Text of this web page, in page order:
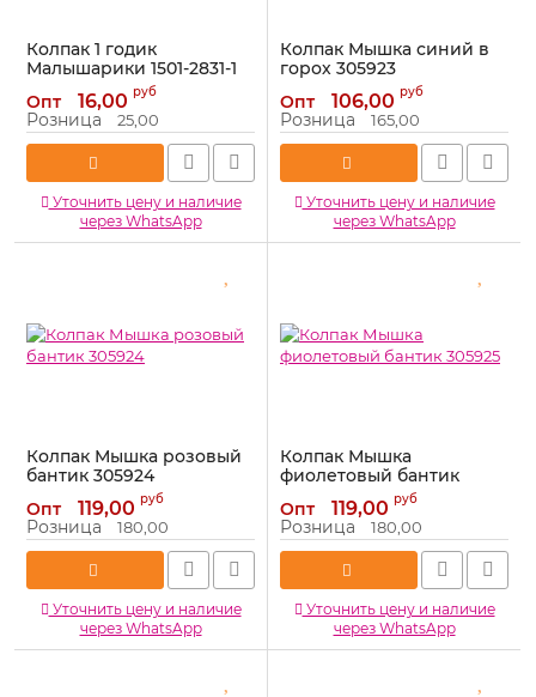
Колпак 1 годик
Малышарики 1501-2831-1
Артикул: 1501-2831-1
Опт 16,00 руб
Розница 25,00
Уточнить цену и наличие
через WhatsApp
Колпак Мышка синий в
горох 305923
Артикул: 305923
Опт 106,00 руб
Розница 165,00
Уточнить цену и наличие
через WhatsApp
Колпак Мышка розовый
бантик 305924
Артикул: 305924
Опт 119,00 руб
Розница 180,00
Уточнить цену и наличие
через WhatsApp
Колпак Мышка
фиолетовый бантик
Артикул: 305925
Опт 119,00 руб
Розница 180,00
Уточнить цену и наличие
через WhatsApp